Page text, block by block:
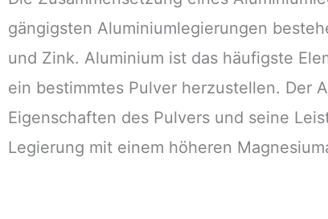
gängigsten Aluminiumlegierungen
und Zink. Aluminium ist das häufigste
ein bestimmtes Pulver herzustellen. Der
Eigenschaften des Pulvers und seine
Legierung mit einem höheren